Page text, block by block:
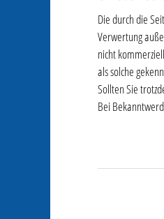
Die durch die
Verwertung
nicht
als solche
Sollten Sie
Bei